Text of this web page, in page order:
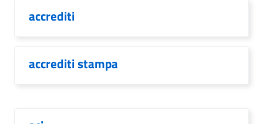
accrediti
accrediti stampa